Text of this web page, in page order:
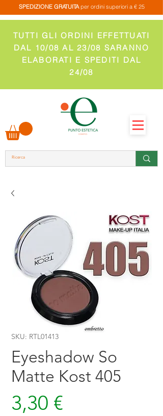
SPEDIZIONE GRATUITAper ordini superiori a € 25
TUTTI GLI ORDINI EFFETTUATI
DAL 10/08 AL 23/08 SARANNO
ELABORATI E SPEDITI DAL
24/08
SKU: RTL01413
Eyeshadow So
Matte Kost 405
3,30 €